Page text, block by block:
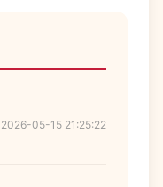
2026-05-15 21:25:22